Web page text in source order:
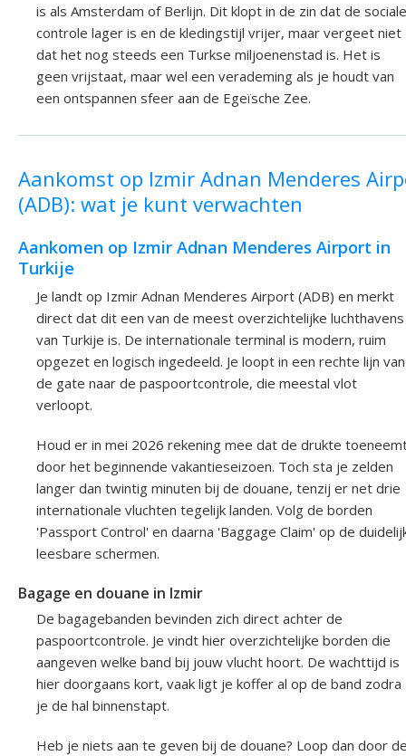
is als Amsterdam of Berlijn. Dit klopt in de zin dat de sociale
controle lager is en de kledingstijl vrijer, maar vergeet niet
dat het nog steeds een Turkse miljoenenstad is. Het is
geen vrijstaat, maar wel een verademing als je houdt van
een ontspannen sfeer aan de Egeïsche Zee.
Aankomst op Izmir Adnan Menderes
(ADB): wat je kunt verwachten
Aankomen op Izmir Adnan Menderes Airport in
Turkije
Je landt op Izmir Adnan Menderes Airport (ADB) en merkt
direct dat dit een van de meest overzichtelijke luchthavens
van Turkije is. De internationale terminal is modern, ruim
opgezet en logisch ingedeeld. Je loopt in een rechte lijn van
de gate naar de paspoortcontrole, die meestal vlot
verloopt.
Houd er in mei 2026 rekening mee dat de drukte
door het beginnende vakantieseizoen. Toch sta je zelden
langer dan twintig minuten bij de douane, tenzij er net drie
internationale vluchten tegelijk landen. Volg de borden
'Passport Control' en daarna 'Baggage Claim' op de
leesbare schermen.
Bagage en douane in Izmir
De bagagebanden bevinden zich direct achter de
paspoortcontrole. Je vindt hier overzichtelijke borden die
aangeven welke band bij jouw vlucht hoort. De wachttijd is
hier doorgaans kort, vaak ligt je koffer al op de band zodra
je de hal binnenstapt.
Heb je niets aan te geven bij de douane? Loop dan door